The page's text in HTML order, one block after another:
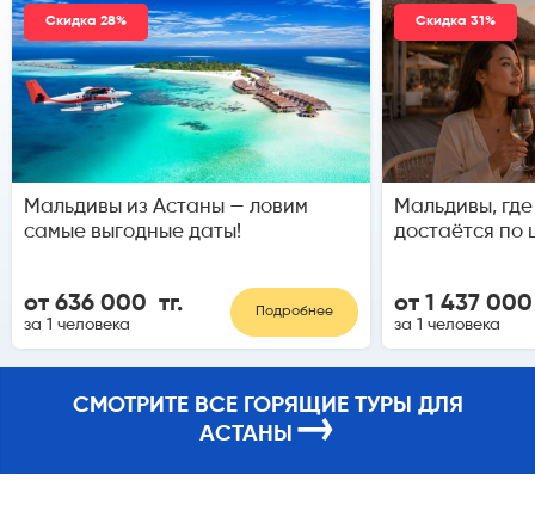
Скидка 28%
Мальдивы из Астаны — ловим
самые выгодные даты!
от 636 000 тг.
за 1 человека
Подробнее
Скидка 31%
Мальдивы,
достаётся по
от 1 437 000
за 1 человека
СМОТРИТЕ ВСЕ ГОРЯЩИЕ ТУРЫ ДЛЯ
АСТАНЫ →